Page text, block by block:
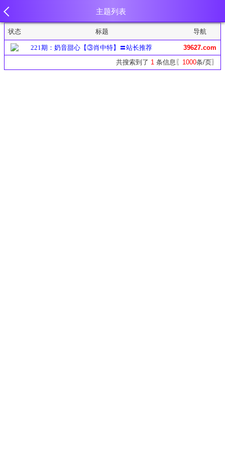
主题列表
状态 标题 导航
221期：奶音甜心【③肖中特】〓站长推荐
39627.com
共搜索到了 1 条信息〖 1000条/页〗